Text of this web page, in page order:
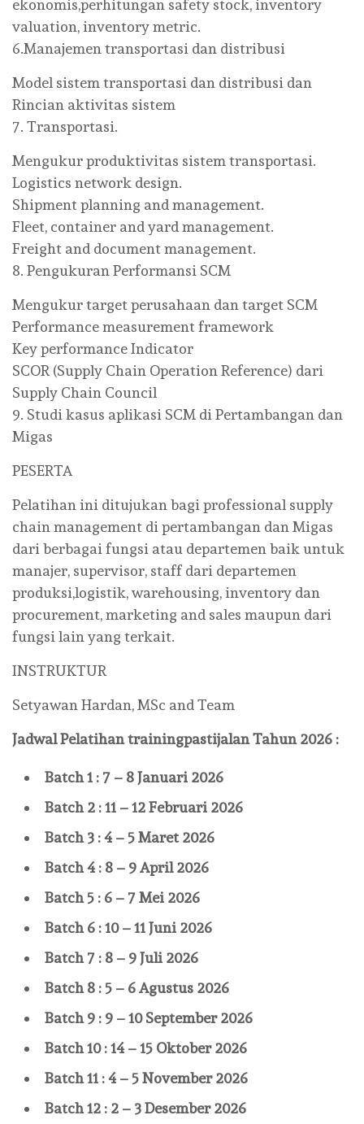
ekonomis,perhitungan safety stock, inventory
valuation, inventory metric.
6.Manajemen transportasi dan distribusi
Model sistem transportasi dan distribusi dan
Rincian aktivitas sistem
7. Transportasi.
Mengukur produktivitas sistem transportasi.
Logistics network design.
Shipment planning and management.
Fleet, container and yard management.
Freight and document management.
8. Pengukuran Performansi SCM
Mengukur target perusahaan dan target SCM
Performance measurement framework
Key performance Indicator
SCOR (Supply Chain Operation Reference) dari
Supply Chain Council
9. Studi kasus aplikasi SCM di Pertambangan dan
Migas
PESERTA
Pelatihan ini ditujukan bagi professional supply
chain management di pertambangan dan Migas
dari berbagai fungsi atau departemen baik untuk
manajer, supervisor, staff dari departemen
produksi,logistik, warehousing, inventory dan
procurement, marketing and sales maupun dari
fungsi lain yang terkait.
INSTRUKTUR
Setyawan Hardan, MSc and Team
Jadwal PelatihantrainingpastijalanTahun 2026 :
Batch 1 : 7 – 8 Januari 2026
Batch 2 : 11 – 12 Februari 2026
Batch 3 : 4 – 5 Maret 2026
Batch 4 : 8 – 9 April 2026
Batch 5 : 6 – 7 Mei 2026
Batch 6 : 10 – 11 Juni 2026
Batch 7 : 8 – 9 Juli 2026
Batch 8 : 5 – 6 Agustus 2026
Batch 9 : 9 – 10 September 2026
Batch 10 : 14 – 15 Oktober 2026
Batch 11 : 4 – 5 November 2026
Batch 12 : 2 – 3 Desember 2026